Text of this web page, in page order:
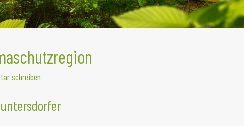
schreiben